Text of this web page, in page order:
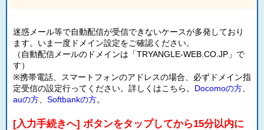
迷惑メール等で自動配信が受信できないケースが多発しており
ます。いま一度ドメイン設定をご確認ください。
（自動配信メールのドメインは「TRYANGLE-WEB.CO.JP」で
す）
※携帯電話、スマートフォンのアドレスの場合、必ずドメイン指
定受信の設定行ってください。詳しくはこちら。 Docomoの方
auの方
Softbankの方。
[入力手続きへ] ボタンをタップしてから15分以内に